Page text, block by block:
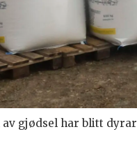
gjødsel har blitt